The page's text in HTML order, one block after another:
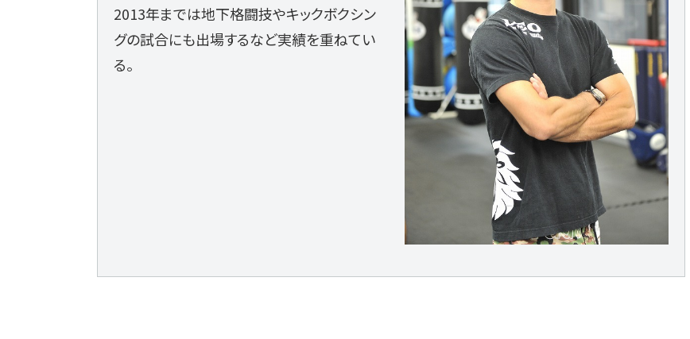
2013年までは地下格闘技やキックボクシン
グの試合にも出場するなど実績を重ねてい
る。